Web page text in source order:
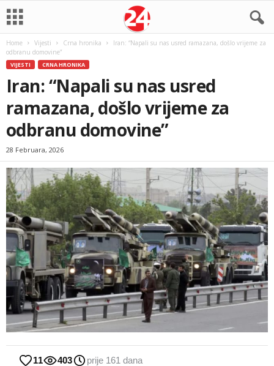
Home Vijesti Crna hronika
Iran: “Napali su nas usred ramazana, došlo vrijeme za
odbranu domovine”
VIJESTI CRNA HRONIKA
Iran: “Napali su nas usred
ramazana, došlo vrijeme za
odbranu domovine”
28 Februara, 2026
11 403 prije 161 dana